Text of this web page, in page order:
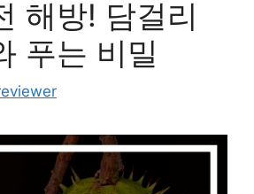
해방! 담걸리
푸는 비밀